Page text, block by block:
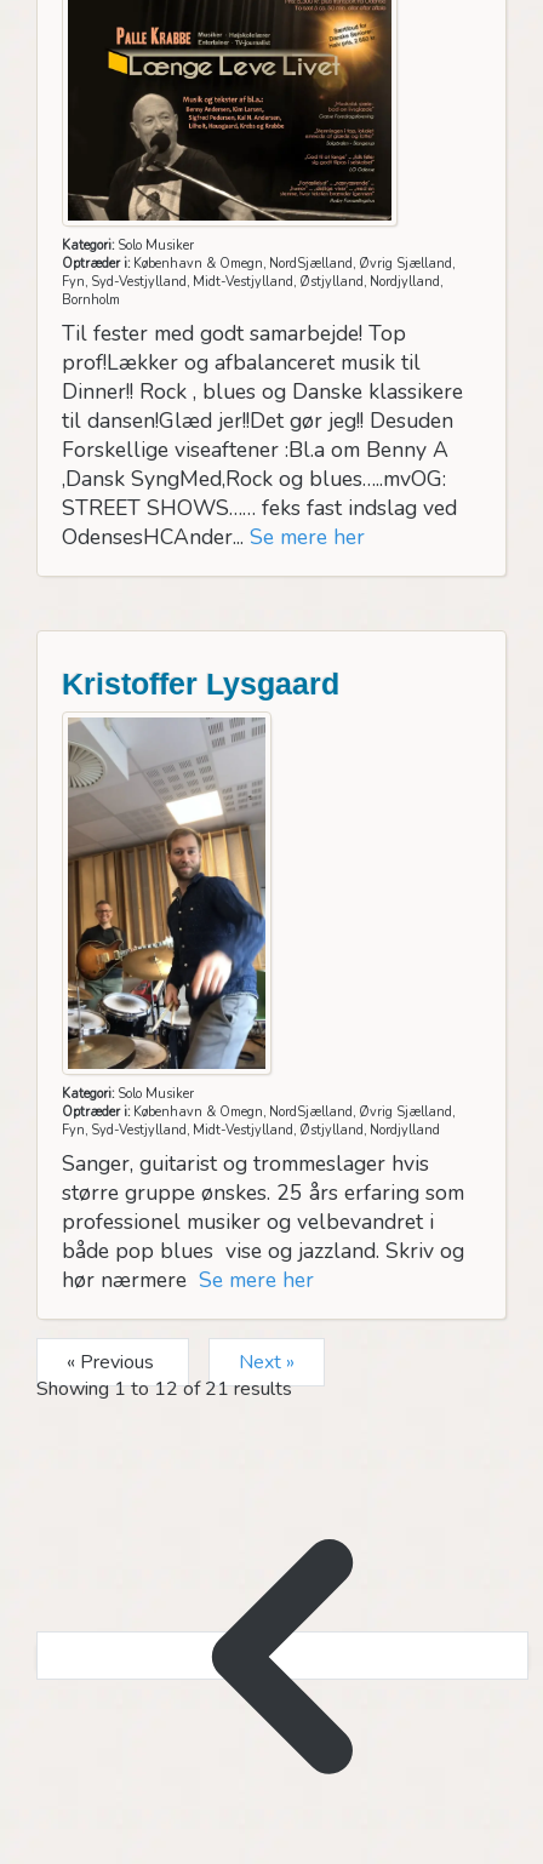
Kategori:Solo Musiker
Optræder i:København & Omegn, NordSjælland, Øvrig Sjælland,
Fyn, Syd-Vestjylland, Midt-Vestjylland, Østjylland, Nordjylland,
Bornholm
Til fester med godt samarbejde! Top
prof!Lækker og afbalanceret musik til
Dinner!! Rock , blues og Danske klassikere
til dansen!Glæd jer!!Det gør jeg!! Desuden
Forskellige viseaftener :Bl.a om Benny A
,Dansk SyngMed,Rock og blues…..mvOG:
STREET SHOWS…… feks fast indslag ved
OdensesHCAnder... Se mere her
Kristoffer Lysgaard
Kategori:Solo Musiker
Optræder i:København & Omegn, NordSjælland, Øvrig Sjælland,
Fyn, Syd-Vestjylland, Midt-Vestjylland, Østjylland, Nordjylland
Sanger, guitarist og trommeslager hvis
større gruppe ønskes. 25 års erfaring som
professionel musiker og velbevandret i
både pop blues vise og jazzland. Skriv og
hør nærmere Se mere her
« Previous
Next »
Showing1to12of21results